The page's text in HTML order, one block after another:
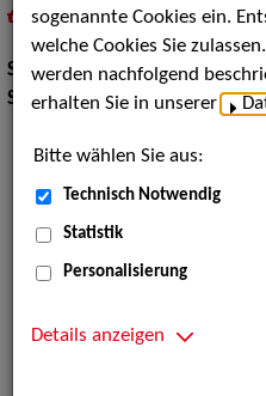
inMeine Merklistelegen
Show:Kinderunterhaltung
Show Acts: Feuer und
sogenannte Cookies ein.
welche Cookies Sie
werden nachfolgend
erhalten Sie in unserer
Bitte wählen Sie aus:
Technisch Notwendig
Statistik
Personalisierung
Details anzeigen